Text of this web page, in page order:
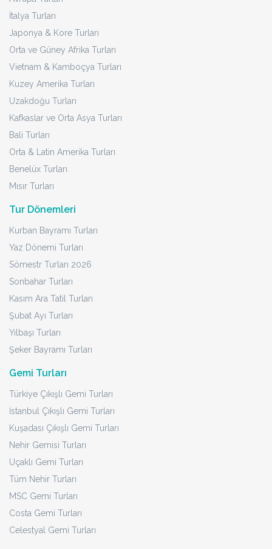
İtalya Turları
Japonya & Kore Turları
Orta ve Güney Afrika Turları
Vietnam & Kamboçya Turları
Kuzey Amerika Turları
Uzakdoğu Turları
Kafkaslar ve Orta Asya Turları
Bali Turları
Orta & Latin Amerika Turları
Benelüx Turları
Mısır Turları
Tur Dönemleri
Kurban Bayramı Turları
Yaz Dönemi Turları
Sömestr Turları 2026
Sonbahar Turları
Kasım Ara Tatil Turları
Şubat Ayı Turları
Yılbaşı Turları
Şeker Bayramı Turları
Gemi Turları
Türkiye Çıkışlı Gemi Turları
İstanbul Çıkışlı Gemi Turları
Kuşadası Çıkışlı Gemi Turları
Nehir Gemisi Turları
Uçaklı Gemi Turları
Tüm Nehir Turları
MSC Gemi Turları
Costa Gemi Turları
Celestyal Gemi Turları